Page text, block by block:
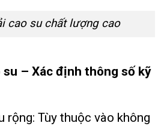
cao su chất lượng cao
su – Xác định thông số kỹ
rộng: Tùy thuộc vào không